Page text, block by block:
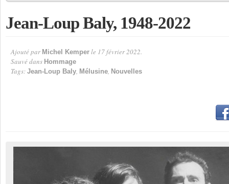
Jean-Loup Baly, 1948-2022
Ajouté par Michel Kemper le 17 février 2022.
Sauvé dans Hommage
Tags: Jean-Loup Baly, Mélusine, Nouvelles